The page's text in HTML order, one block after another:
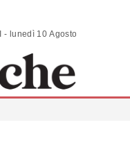
ANALISI | COMMENTI | SCENARI - lunedì 10 Agosto 2026